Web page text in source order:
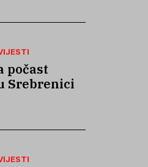
počast
Srebrenici i
Roma iz